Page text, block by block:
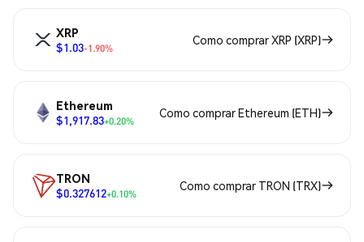
XRP
$1.03-1.90%
Como comprar XRP (XRP)
Ethereum
$1,917.83+0.20%
Como comprar Ethereum (ETH)
TRON
$0.327612+0.10%
Como comprar TRON (TRX)